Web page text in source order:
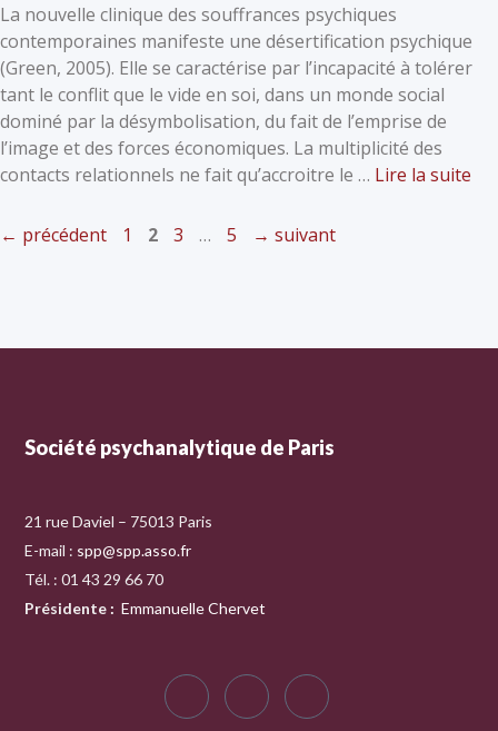
La nouvelle clinique des souffrances psychiques
contemporaines manifeste une désertification psychique
(Green, 2005). Elle se caractérise par l’incapacité à tolérer
tant le conflit que le vide en soi, dans un monde social
dominé par la désymbolisation, du fait de l’emprise de
l’image et des forces économiques. La multiplicité des
contacts relationnels ne fait qu’accroitre le … Lire la suite
← précédent 1 2 3 … 5 → suivant
Société psychanalytique de Paris
21 rue Daviel – 75013 Paris
E-mail : spp@spp.asso.fr
Tél. : 01 43 29 66 70
Présidente : Emmanuelle Chervet